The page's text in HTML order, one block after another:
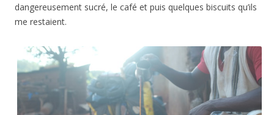
dangereusement sucré, le café et puis quelques biscuits qu’ils
me restaient.